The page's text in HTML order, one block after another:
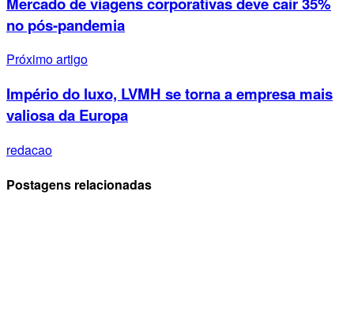
no pós-pandemia
Próximo artigo
Império do luxo, LVMH se torna a empresa mais
valiosa da Europa
redacao
Postagens relacionadas